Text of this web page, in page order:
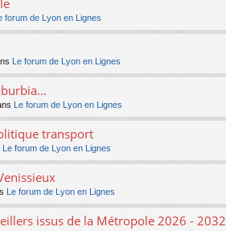
forum de Lyon en Lignes
Le forum de Lyon en Lignes
Le forum de Lyon en Lignes
transport
Le forum de Lyon en Lignes
Le forum de Lyon en Lignes
issus de la Métropole 2026 - 2032